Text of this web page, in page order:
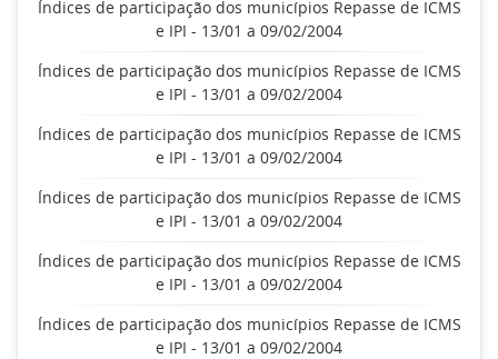
Índices de participação dos municípios Repasse de ICMS
e IPI - 13/01 a 09/02/2004
Índices de participação dos municípios Repasse de ICMS
e IPI - 13/01 a 09/02/2004
Índices de participação dos municípios Repasse de ICMS
e IPI - 13/01 a 09/02/2004
Índices de participação dos municípios Repasse de ICMS
e IPI - 13/01 a 09/02/2004
Índices de participação dos municípios Repasse de ICMS
e IPI - 13/01 a 09/02/2004
Índices de participação dos municípios Repasse de ICMS
e IPI - 13/01 a 09/02/2004